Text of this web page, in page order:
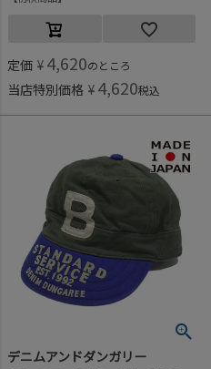
定価 ¥ 4,620のところ
当店特別価格 ¥ 4,620税込
デニムアンドダンガリー